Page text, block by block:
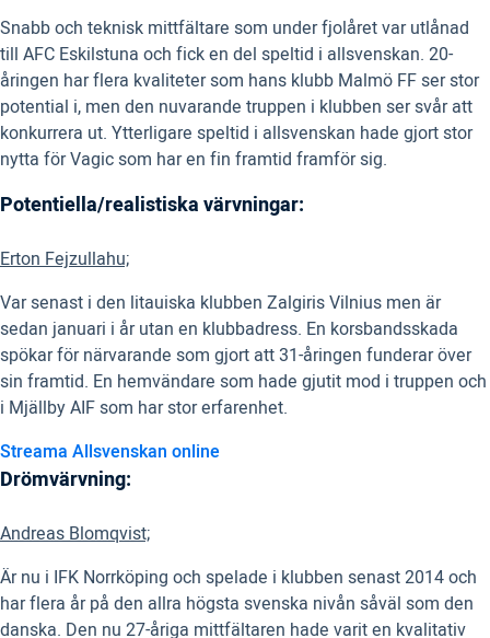
Snabb och teknisk mittfältare som under fjolåret var utlånad
till AFC Eskilstuna och fick en del speltid i allsvenskan. 20-
åringen har flera kvaliteter som hans klubb Malmö FF ser stor
potential i, men den nuvarande truppen i klubben ser svår att
konkurrera ut. Ytterligare speltid i allsvenskan hade gjort stor
nytta för Vagic som har en fin framtid framför sig.
Potentiella/realistiska värvningar:
Erton Fejzullahu;
Var senast i den litauiska klubben Zalgiris Vilnius men är
sedan januari i år utan en klubbadress. En korsbandsskada
spökar för närvarande som gjort att 31-åringen funderar över
sin framtid. En hemvändare som hade gjutit mod i truppen och
i Mjällby AIF som har stor erfarenhet.
Streama Allsvenskan online
Drömvärvning:
Andreas Blomqvist;
Är nu i IFK Norrköping och spelade i klubben senast 2014 och
har flera år på den allra högsta svenska nivån såväl som den
danska. Den nu 27-åriga mittfältaren hade varit en kvalitativ